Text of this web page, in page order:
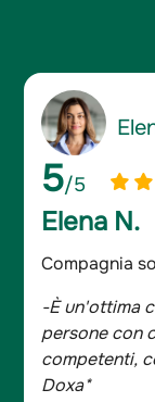
e le
- Indagine